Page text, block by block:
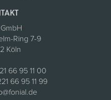
Ring 7-9
Köln
66 95 11 00
66 95 11 99